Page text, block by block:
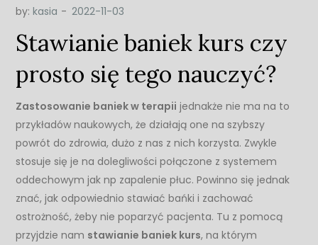
by:kasia
Stawianie baniek kurs czy
prosto się tego nauczyć?
Zastosowanie baniek w terapii jednakże nie ma na to
przykładów naukowych, że działają one na szybszy
powrót do zdrowia, dużo z nas z nich korzysta. Zwykle
stosuje się je na dolegliwości połączone z systemem
oddechowym jak np zapalenie płuc. Powinno się jednak
znać, jak odpowiednio stawiać bańki i zachować
ostrożność, żeby nie poparzyć pacjenta. Tu z pomocą
przyjdzie nam stawianie baniek kurs, na którym